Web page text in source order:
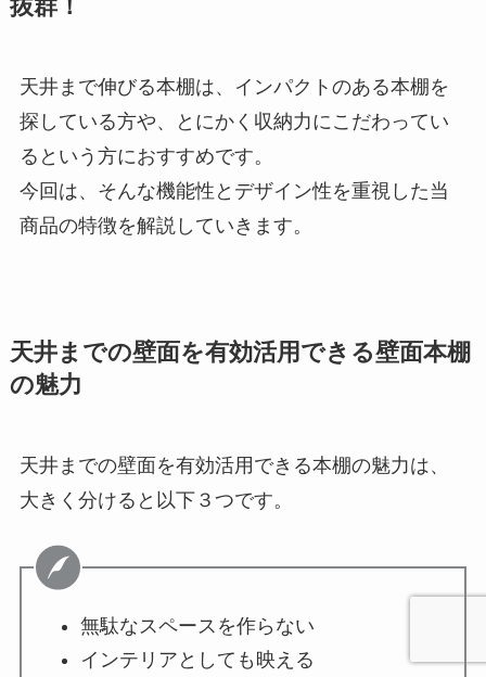
抜群！
天井まで伸びる本棚は、インパクトのある本棚を
探している方や、とにかく収納力にこだわってい
るという方におすすめです。
今回は、そんな機能性とデザイン性を重視した当
商品の特徴を解説していきます。
天井までの壁面を有効活用できる壁面本棚
の魅力
天井までの壁面を有効活用できる本棚の魅力は、
大きく分けると以下３つです。
無駄なスペースを作らない
インテリアとしても映える